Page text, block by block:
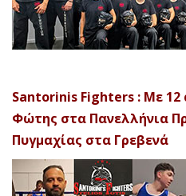
Santorinis Fighters : Με 12
Φώτης στα Πανελλήνια
Πυγμαχίας στα Γρεβενά